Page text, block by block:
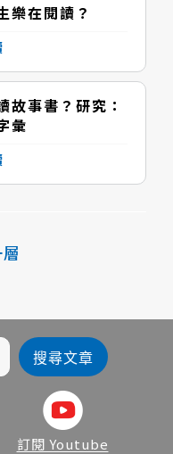
樂在閱讀？
故事書？研究：
彙
訂閱 Youtube